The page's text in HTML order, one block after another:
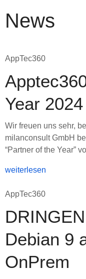
News
AppTec360
Year 2024
Wir freuen uns sehr,
milanconsult GmbH
“Partner of the Year”
weiterlesen
AppTec360
Debian 9
OnPrem